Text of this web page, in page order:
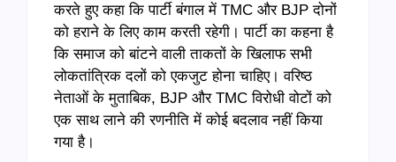
करते हुए कहा कि पार्टी बंगाल में TMC और BJP दोनों
को हराने के लिए काम करती रहेगी। पार्टी का कहना है
कि समाज को बांटने वाली ताकतों के खिलाफ सभी
लोकतांत्रिक दलों को एकजुट होना चाहिए। वरिष्ठ
नेताओं के मुताबिक, BJP और TMC विरोधी वोटों को
एक साथ लाने की रणनीति में कोई बदलाव नहीं किया
गया है।